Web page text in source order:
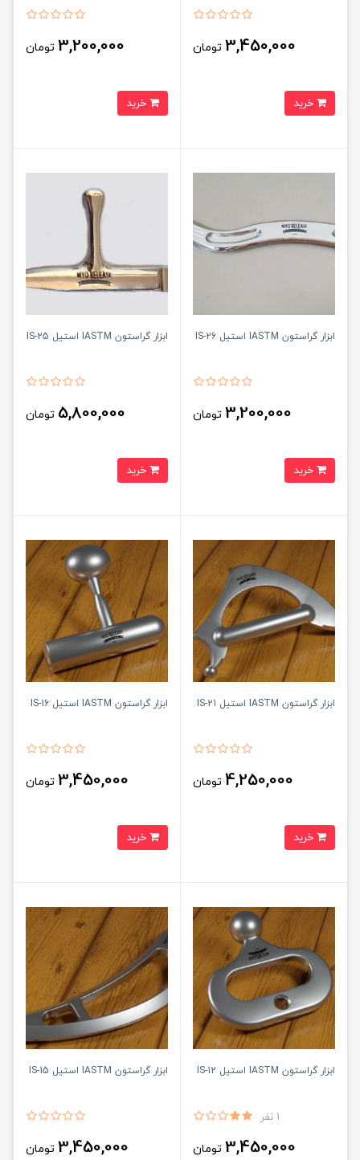
3,450,000 تومان 3,200,000 تومان
ابزار گراستون IASTM استیل IS-26
3,200,000 تومان
ابزار گراستون IASTM استیل IS-25
5,800,000 تومان
ابزار گراستون IASTM استیل IS-21
4,250,000 تومان
ابزار گراستون IASTM استیل IS-16
3,450,000 تومان
ابزار گراستون IASTM استیل IS-12
1 نفر
3,450,000 تومان
ابزار گراستون IASTM استیل IS-15
3,450,000 تومان